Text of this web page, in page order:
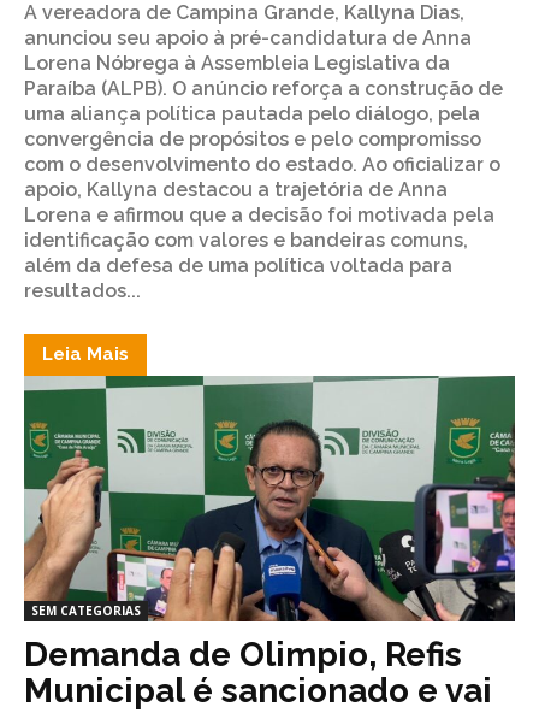
A vereadora de Campina Grande, Kallyna Dias,
anunciou seu apoio à pré-candidatura de Anna
Lorena Nóbrega à Assembleia Legislativa da
Paraíba (ALPB). O anúncio reforça a construção de
uma aliança política pautada pelo diálogo, pela
convergência de propósitos e pelo compromisso
com o desenvolvimento do estado. Ao oficializar o
apoio, Kallyna destacou a trajetória de Anna
Lorena e afirmou que a decisão foi motivada pela
identificação com valores e bandeiras comuns,
além da defesa de uma política voltada para
resultados...
Leia Mais
SEM CATEGORIAS
Demanda de Olimpio, Refis
Municipal é sancionado e vai